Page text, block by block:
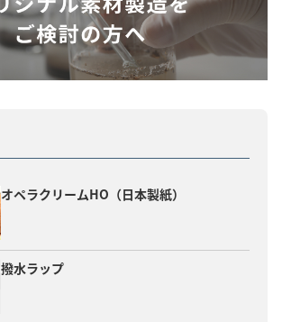
オペラクリームHO（日本製紙）
撥水ラップ